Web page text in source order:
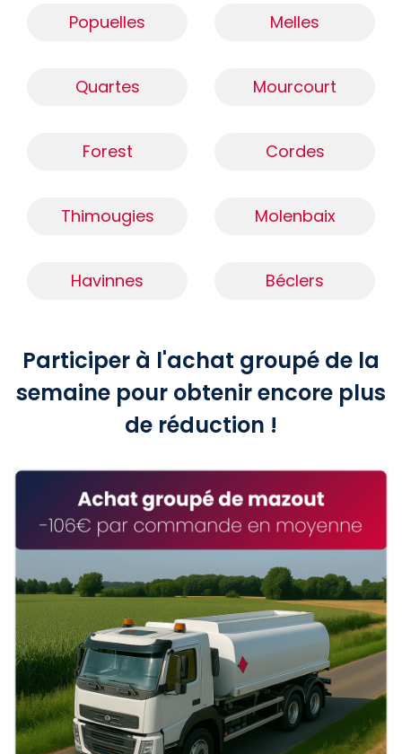
Popuelles Melles
Quartes Mourcourt
Forest Cordes
Thimougies Molenbaix
Havinnes Béclers
Participer à l'achat groupé de la
semaine pour obtenir encore plus
de réduction !